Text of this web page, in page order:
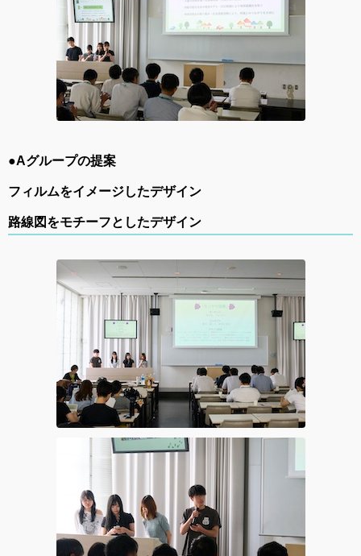
●Aグループの提案
フィルムをイメージしたデザイン
路線図をモチーフとしたデザイン